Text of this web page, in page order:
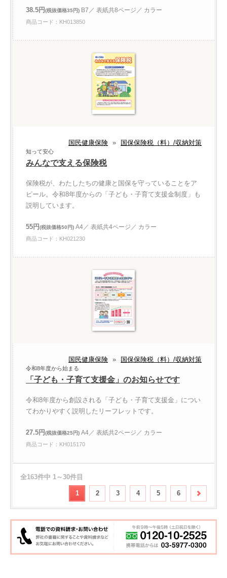
38.5円(税抜価格35円) B7／ 表紙共8ページ／ カラー
商品コード：KH013850
国民健康保険 » 国保保険税（料）/収納対策
知って安心
みんなで支える保険税
保険税が、わたしたちの健康と国保を守っていることをア
ピール。令和8年度からの「子ども・子育て支援金制度」も
説明しています。
55円(税抜価格50円) A4／ 表紙共4ページ／ カラー
商品コード：KH021230
国民健康保険 » 国保保険税（料）/収納対策
令和8年度から始まる
「子ども・子育て支援金」のお知らせです
令和8年度から創設される「子ども・子育て支援金」につい
てわかりやすく説明したリーフレットです。
27.5円(税抜価格25円) A4／ 表紙共2ページ／ カラー
商品コード：KH015170
全163件中 1～30件目
1 2 3 4 5 6